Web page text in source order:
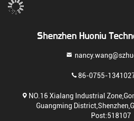
Shenzhen Huoniu
86-0755-
NO.16 Xialang Industrial
Guangming
Post:518107